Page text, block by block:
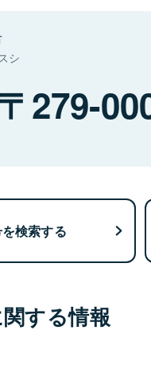
シ
279-
検索する
する情報